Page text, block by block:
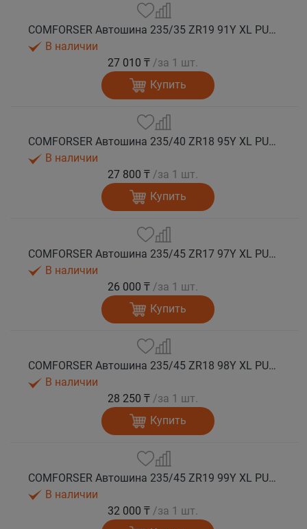
COMFORSER Автошина 235/35 ZR19 91Y XL PURESPEED лето
В наличии
27 010 ₸ /за 1 шт.
Купить
COMFORSER Автошина 235/40 ZR18 95Y XL PURESPEED лето
В наличии
27 800 ₸ /за 1 шт.
Купить
COMFORSER Автошина 235/45 ZR17 97Y XL PURESPEED лето
В наличии
26 000 ₸ /за 1 шт.
Купить
COMFORSER Автошина 235/45 ZR18 98Y XL PURESPEED лето
В наличии
28 250 ₸ /за 1 шт.
Купить
COMFORSER Автошина 235/45 ZR19 99Y XL PURESPEED лето
В наличии
32 000 ₸ /за 1 шт.